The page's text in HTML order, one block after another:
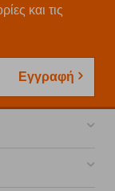
και τις
Εγγραφή